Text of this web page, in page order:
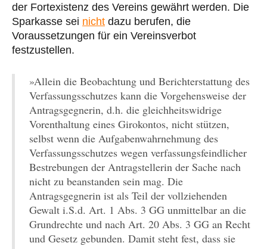
der Fortexistenz des Vereins gewährt werden. Die
Sparkasse sei nicht dazu berufen, die
Voraussetzungen für ein Vereinsverbot
festzustellen.
»Allein die Beobachtung und Berichterstattung des
Verfassungsschutzes kann die Vorgehensweise der
Antragsgegnerin, d.h. die gleichheitswidrige
Vorenthaltung eines Girokontos, nicht stützen,
selbst wenn die Aufgabenwahrnehmung des
Verfassungsschutzes wegen verfassungsfeindlicher
Bestrebungen der Antragstellerin der Sache nach
nicht zu beanstanden sein mag. Die
Antragsgegnerin ist als Teil der vollziehenden
Gewalt i.S.d. Art. 1 Abs. 3 GG unmittelbar an die
Grundrechte und nach Art. 20 Abs. 3 GG an Recht
und Gesetz gebunden. Damit steht fest, dass sie